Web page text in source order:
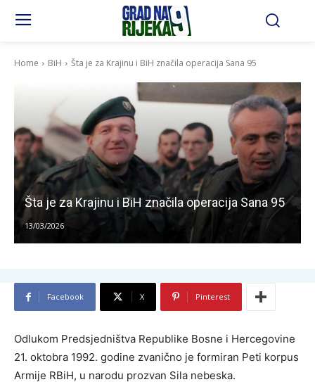
Home BiH Šta je za Krajinu i BiH značila operacija Sana 95
Šta je za Krajinu i BiH značila operacija Sana 95
13/03/2026
Facebook X Pinterest
Odlukom Predsjedništva Republike Bosne i Hercegovine
21. oktobra 1992. godine zvanično je formiran Peti korpus
Armije RBiH, u narodu prozvan Sila nebeska.